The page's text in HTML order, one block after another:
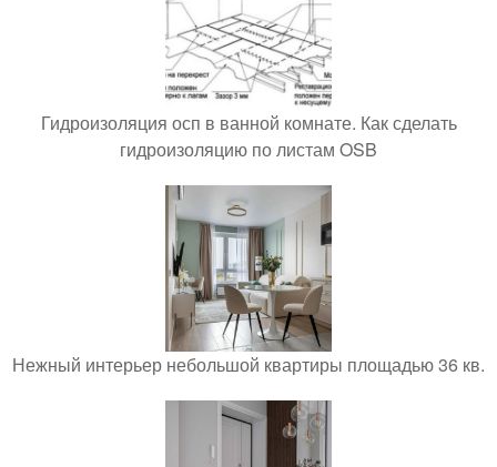
Гидроизоляция осп в ванной комнате. Как сделать
гидроизоляцию по листам OSB
Нежный интерьер небольшой квартиры площадью 36 кв.